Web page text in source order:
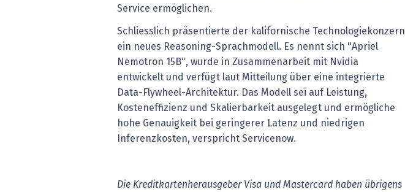
Service ermöglichen.
Schliesslich präsentierte der kalifornische Technologiekonzern
ein neues Reasoning-Sprachmodell. Es nennt sich "Apriel
Nemotron 15B", wurde in Zusammenarbeit mit Nvidia
entwickelt und verfügt laut Mitteilung über eine integrierte
Data-Flywheel-Architektur. Das Modell sei auf Leistung,
Kosteneffizienz und Skalierbarkeit ausgelegt und ermögliche
hohe Genauigkeit bei geringerer Latenz und niedrigen
Inferenzkosten, verspricht Servicenow.
Die Kreditkartenherausgeber Visa und Mastercard haben übrigens